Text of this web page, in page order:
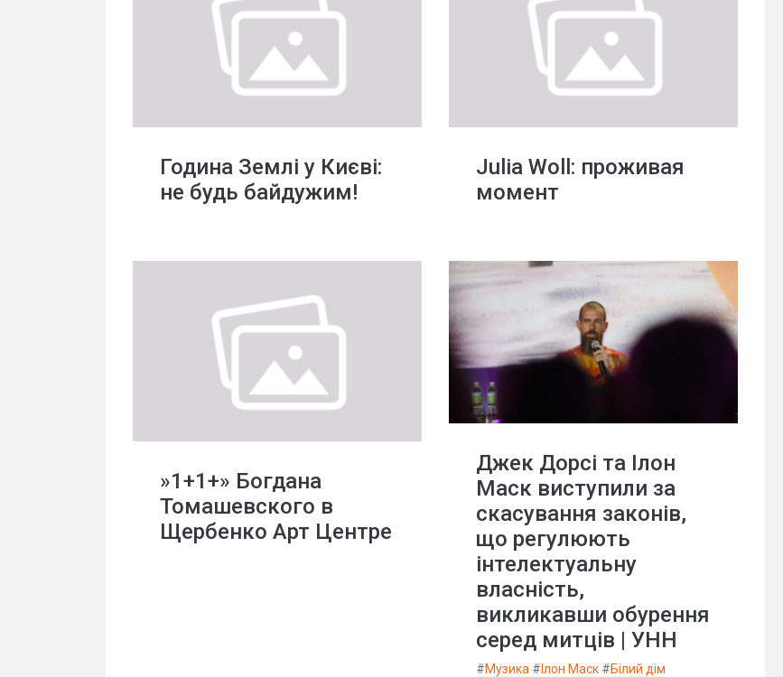
Година Землі у Києві:
не будь байдужим!
Julia Woll: проживая
момент
»1+1+» Богдана
Томашевского в
Щербенко Арт Центре
Джек Дорсі та Ілон
Маск виступили за
скасування законів,
що регулюють
інтелектуальну
власність,
викликавши обурення
серед митців | УНН
#Музика # Ілон Маск #Білий дім